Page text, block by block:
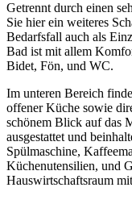
Getrennt durch einen
Sie hier ein weiteres
Bedarfsfall auch als
Bad ist mit allem
Bidet, Fön, und WC.
Im unteren Bereich
offener Küche sowie
schönem Blick auf das
ausgestattet und
Spülmaschine,
Küchenutensilien, und
Hauswirtschaftsraum